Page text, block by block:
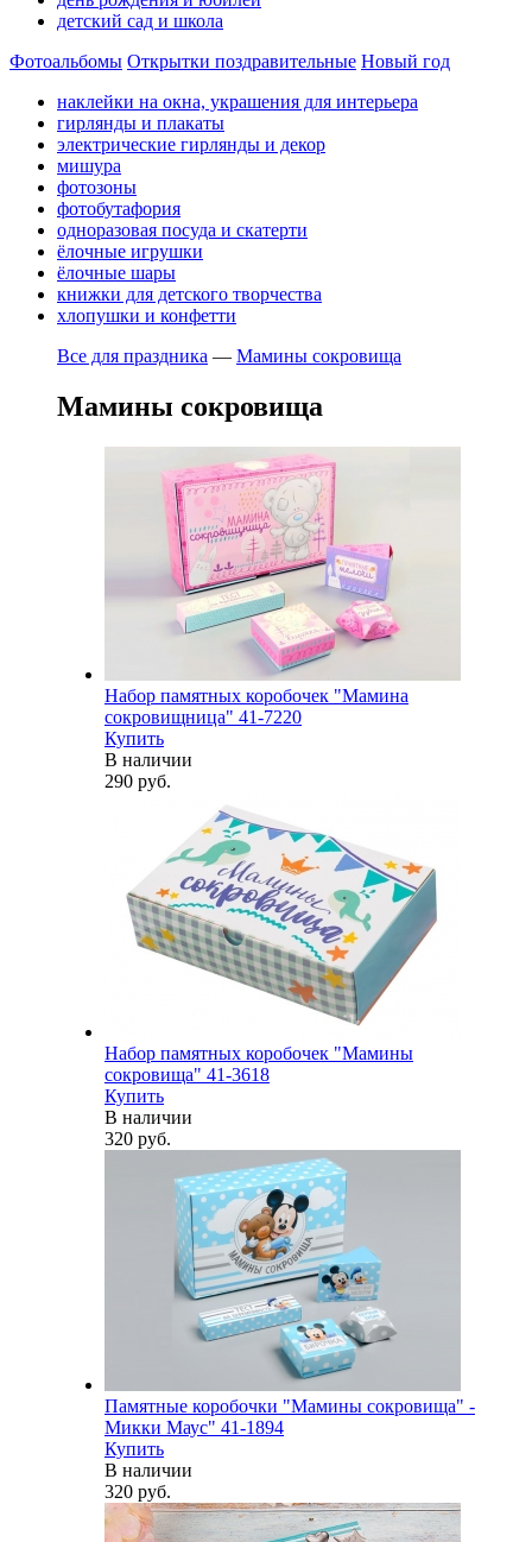
детский сад и школа
Фотоальбомы Открытки поздравительные Новый год
наклейки на окна, украшения для интерьера
гирлянды и плакаты
электрические гирлянды и декор
мишура
фотозоны
фотобутафория
одноразовая посуда и скатерти
ёлочные игрушки
ёлочные шары
книжки для детского творчества
хлопушки и конфетти
Все для праздника — Мамины сокровища
Мамины сокровища
Набор памятных коробочек "Мамина
сокровищница" 41-7220
Купить
В наличии
290 руб.
Набор памятных коробочек "Мамины
сокровища" 41-3618
Купить
В наличии
320 руб.
Памятные коробочки "Мамины сокровища" -
Микки Маус" 41-1894
Купить
В наличии
320 руб.